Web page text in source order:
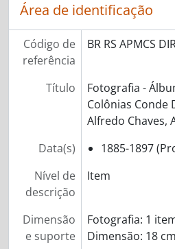
Área de identificação
Código de
referência
BR RS APMCS
Título
Fotografia -
Colônias Conde
Alfredo Chaves,
Data(s)
1885-1897
Nível de
descrição
Item
Dimensão
e suporte
Fotografia: 1
Dimensão: 18